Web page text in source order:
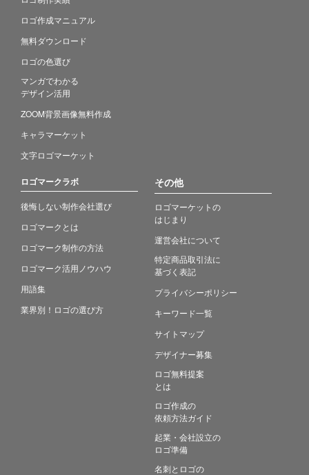
ロゴ作成マニュアル
無料ダウンロード
ロゴの色選び
マンガでわかる
デザイン活用
ZOOM背景画像無料作成
キャラマーケット
文字ロゴマーケット
ロゴマークラボ
後悔しない制作会社選び
ロゴマークとは
ロゴマーク制作の方法
ロゴマーク活用ノウハウ
用語集
業界別！ロゴの選び方
その他
ロゴマーケットの
はじまり
運営会社について
特定商品取引法に
基づく表記
プライバシーポリシー
キーワード一覧
サイトマップ
デザイナー募集
ロゴ無料提案
とは
ロゴ作成の
依頼方法ガイド
起業・会社設立の
ロゴ準備
名刺とロゴの